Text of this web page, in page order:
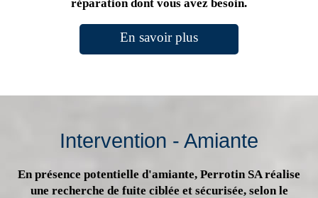
réparation dont vous avez besoin.
En savoir plus
Intervention - Amiante
En présence potentielle d'amiante, Perrotin SA réalise
une recherche de fuite ciblée et sécurisée, selon le